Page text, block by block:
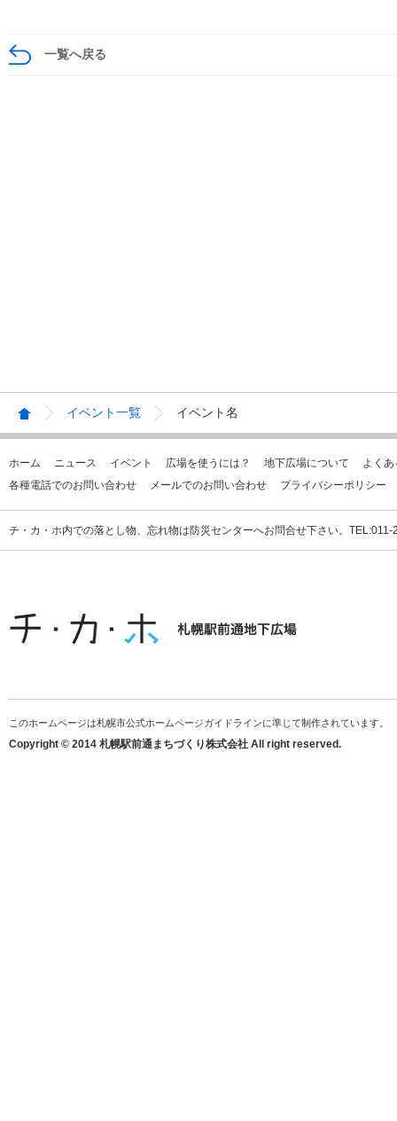
一覧へ戻る
イベント一覧 イベント名
ホーム ニュース イベント 広場を使うには？ 地下広場について
よく
各種電話でのお問い合わせ
メールでのお問い合わせ プライバシーポリシー
チ・カ・ホ内での落とし物、忘れ物は防災センターへお問合せ下さい。
このホームページは札幌市公式ホームページガイドラインに準じて制作されています。
Copyright © 2014 札幌駅前通まちづくり株式会社 All right reserved.